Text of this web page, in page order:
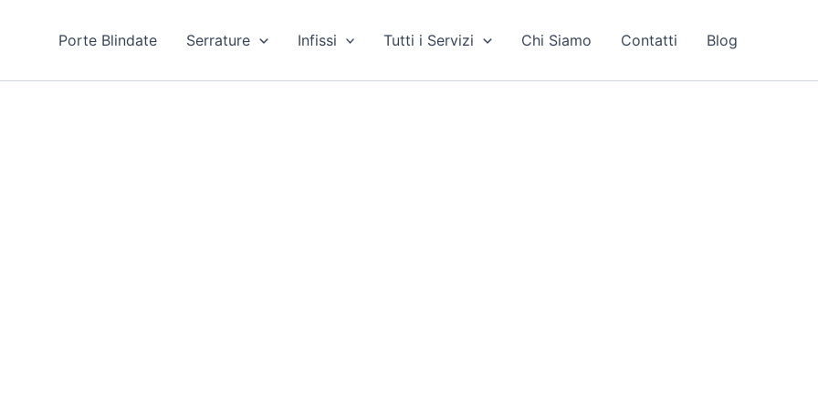
Porte Blindate Serrature Infissi Tutti i Servizi Chi Siamo Contatti Blog